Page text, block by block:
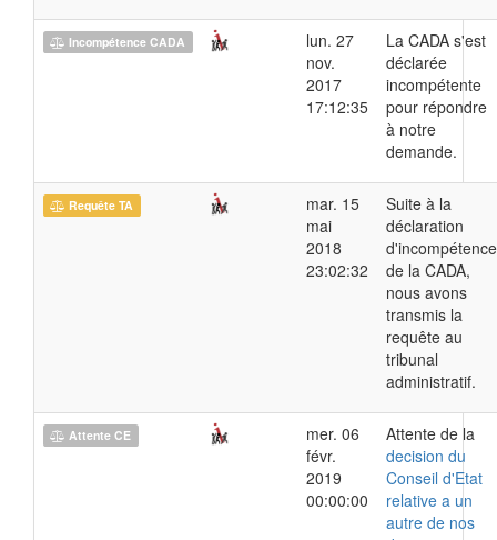
Incompétence CADA
lun. 27
nov.
2017
17:12:35
La CADA s'est
déclarée
incompétente
pour répondre
à notre
demande.
Requête TA
mar. 15
mai
2018
23:02:32
Suite à la
déclaration
d'incompétence
de la CADA,
nous avons
transmis la
requête au
tribunal
administratif.
Attente CE
mer. 06
févr.
2019
00:00:00
Attente de la
decision du
Conseil d'Etat
relative a un
autre de nos